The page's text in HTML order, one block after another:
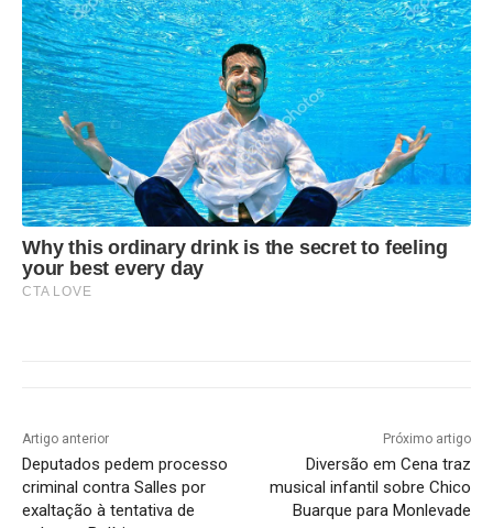
Why this ordinary drink is the secret to feeling
your best every day
CTA LOVE
Artigo anterior
Deputados pedem processo
criminal contra Salles por
exaltação à tentativa de
Próximo artigo
Diversão em Cena traz
musical infantil sobre Chico
Buarque para Monlevade